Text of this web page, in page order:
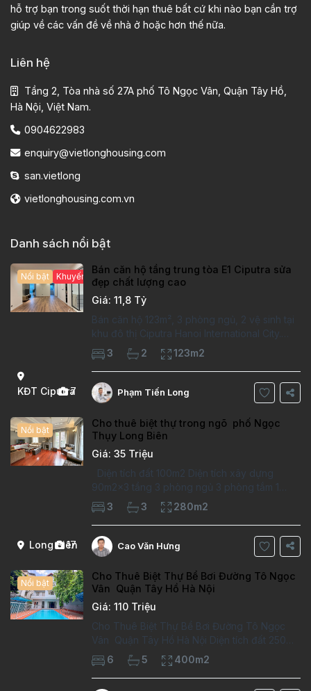
hỗ trợ bạn trong suốt thời hạn thuê bất cứ khi nào bạn cần trợ
giúp về các vấn đề về nhà ở hoặc hơn thế nữa.
Liên hệ
Tầng 2, Tòa nhà số 27A phố Tô Ngọc Vân, Quận Tây Hồ,
Hà Nội, Việt Nam.
0904622983
enquiry@vietlonghousing.com
san.vietlong
vietlonghousing.com.vn
Danh sách nổi bật
KĐT Ciputra
7
Nổi bật Khuyến mại hấp dẫn
Bán căn hộ tầng trung tòa E1 Ciputra sửa
đẹp chất lượng cao
Giá: 11,8 Tỷ
Bán căn hộ 123m², 3 phòng ngủ, 2 vệ sinh tại
khu đô thị Ciputra Hanoi International City.
Căn hộ đã sửa mới kỹ, chất lượng cao, sàn
gỗ, bếp hiện đại, không gian thoáng sáng.
Thông tin căn hộ: Diện tích:
3 2 123m2
Phạm Tiến Long
Long Biên
17
Nổi bật
Cho thuê biệt thự trong ngõ phố Ngọc
Thụy Long Biên
Giá: 35 Triệu
Diện tích đất 100m2 Diện tích xây dựng
90m2x3 tầng 3 phòng ngủ 3 phòng tắm 1
phòng làm việc Vị trí ý tưởng 10 phút đi bộ tới
trường việt pháp Ngôi nhà được thiết kế theo
kiểu phát cổ,trong khu dân
3 3 280m2
Cao Văn Hưng
Nổi bật
Cho Thuê Biệt Thự Bể Bơi Đường Tô Ngọc
Vân Quận Tây Hồ Hà Nội
Giá: 110 Triệu
Cho Thuê Biệt Thự Bể Bơi Đường Tô Ngọc
Vân Quận Tây Hồ Hà Nội Diện tích đất 250m2
Diện tích xây dựng 100m2 Xây 4 tầng, 6
phòng ngủ 5 phòng tắm Tầng 1, , phòng
khách , phòng bếp-1wc Tầng 2, 2 phòng
6 5 400m2